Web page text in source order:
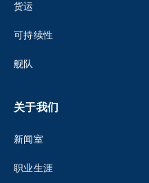
货运
可持续性
舰队
关于我们
新闻室
职业生涯